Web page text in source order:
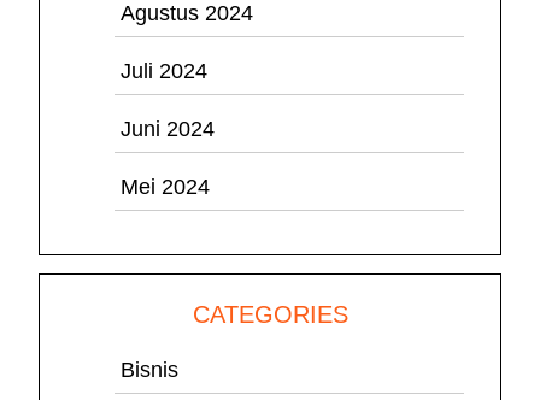
Agustus 2024
Juli 2024
Juni 2024
Mei 2024
CATEGORIES
Bisnis